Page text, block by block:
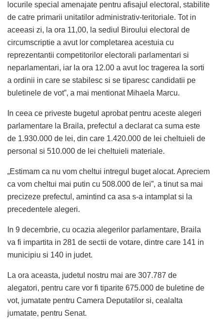
locurile special amenajate pentru afisajul electoral, stabilite
de catre primarii unitatilor administrativ-teritoriale. Tot in
aceeasi zi, la ora 11,00, la sediul Biroului electoral de
circumscriptie a avut lor completarea acestuia cu
reprezentantii competitorilor electorali parlamentari si
neparlamentari, iar la ora 12.00 a avut loc tragerea la sorti
a ordinii in care se stabilesc si se tiparesc candidatii pe
buletinele de vot”, a mai mentionat Mihaela Marcu.
In ceea ce priveste bugetul aprobat pentru aceste alegeri
parlamentare la Braila, prefectul a declarat ca suma este
de 1.930.000 de lei, din care 1.420.000 de lei cheltuieli de
personal si 510.000 de lei cheltuieli materiale.
„Estimam ca nu vom cheltui intregul buget alocat. Apreciem
ca vom cheltui mai putin cu 508.000 de lei”, a tinut sa mai
precizeze prefectul, amintind ca asa s-a intamplat si la
precedentele alegeri.
In 9 decembrie, cu ocazia alegerilor parlamentare, Braila
va fi impartita in 281 de sectii de votare, dintre care 141 in
municipiu si 140 in judet.
La ora aceasta, judetul nostru mai are 307.787 de
alegatori, pentru care vor fi tiparite 675.000 de buletine de
vot, jumatate pentru Camera Deputatilor si, cealalta
jumatate, pentru Senat.